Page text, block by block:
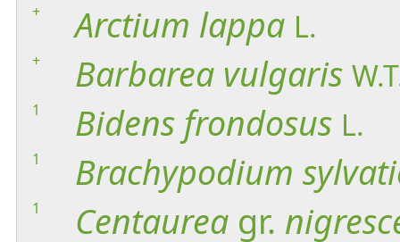
+ Arctium lappa L.
+ Barbarea vulgaris
1 Bidens frondosus L.
1 Brachypodium
1 Centaurea gr.